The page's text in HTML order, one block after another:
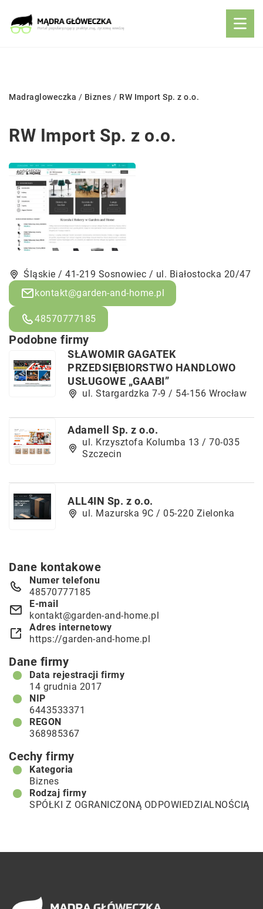
Madragloweczka / Biznes / RW Import Sp. z o.o.
RW Import Sp. z o.o.
Śląskie / 41-219 Sosnowiec / ul. Białostocka 20/47
kontakt@garden-and-home.pl
48570777185
Podobne firmy
SŁAWOMIR GAGATEK
PRZEDSIĘBIORSTWO HANDLOWO
USŁUGOWE „GAABI”
ul. Stargardzka 7-9 / 54-156 Wrocław
Adamell Sp. z o.o.
ul. Krzysztofa Kolumba 13 / 70-035
Szczecin
ALL4IN Sp. z o.o.
ul. Mazurska 9C / 05-220 Zielonka
Dane kontakowe
Numer telefonu
48570777185
E-mail
kontakt@garden-and-home.pl
Adres internetowy
https://garden-and-home.pl
Dane firmy
Data rejestracji firmy
14 grudnia 2017
NIP
6443533371
REGON
368985367
Cechy firmy
Kategoria
Biznes
Rodzaj firmy
SPÓŁKI Z OGRANICZONĄ ODPOWIEDZIALNOŚCIĄ